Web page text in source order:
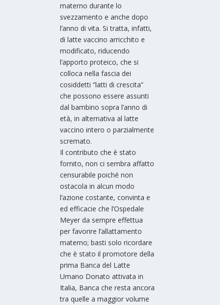
materno durante lo
svezzamento e anche dopo
l’anno di vita. Si tratta, infatti,
di latte vaccino arricchito e
modificato, riducendo
l’apporto proteico, che si
colloca nella fascia dei
cosiddetti “latti di crescita”
che possono essere assunti
dal bambino sopra l’anno di
età, in alternativa al latte
vaccino intero o parzialmente
scremato.
Il contributo che è stato
fornito, non ci sembra affatto
censurabile poiché non
ostacola in alcun modo
l’azione costante, convinta e
ed efficacie che l’Ospedale
Meyer da sempre effettua
per favorire l’allattamento
materno; basti solo ricordare
che è stato il promotore della
prima Banca del Latte
Umano Donato attivata in
Italia, Banca che resta ancora
tra quelle a maggior volume